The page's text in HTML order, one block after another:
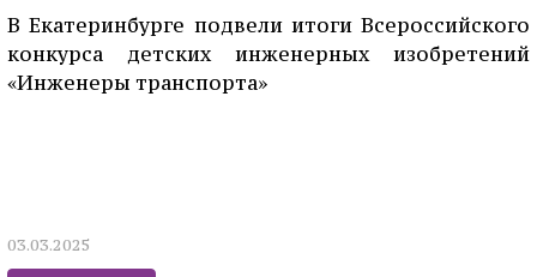
В Екатеринбурге подвели итоги Всероссийского
конкурса детских инженерных изобретений
«Инженеры транспорта»
03.03.2025